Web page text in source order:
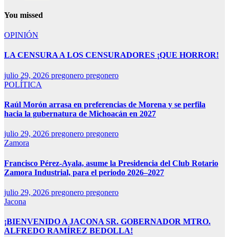
You missed
OPINIÓN
LA CENSURA A LOS CENSURADORES ¡QUE HORROR!
julio 29, 2026 pregonero pregonero
POLÍTICA
Raúl Morón arrasa en preferencias de Morena y se perfila
hacia la gubernatura de Michoacán en 2027
julio 29, 2026 pregonero pregonero
Zamora
Francisco Pérez-Ayala, asume la Presidencia del Club Rotario
Zamora Industrial, para el periodo 2026–2027
julio 29, 2026 pregonero pregonero
Jacona
¡BIENVENIDO A JACONA SR. GOBERNADOR MTRO.
ALFREDO RAMÍREZ BEDOLLA!